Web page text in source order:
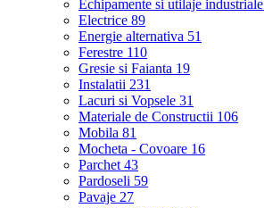
Echipamente si utilaje industriale
Electrice 89
Energie alternativa 51
Ferestre 110
Gresie si Faianta 19
Instalatii 231
Lacuri si Vopsele 31
Materiale de Constructii 106
Mobila 81
Mocheta - Covoare 16
Parchet 43
Pardoseli 59
Pavaje 27